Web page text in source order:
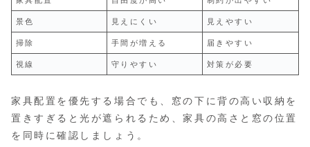
景色 見えにくい 見えやすい
掃除 手間が増える 届きやすい
視線 守りやすい 対策が必要
家具配置を優先する場合でも、窓の下に背の高い収納を
置きすぎると光が遮られるため、家具の高さと窓の位置
を同時に確認しましょう。